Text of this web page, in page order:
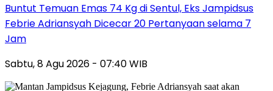
Buntut Temuan Emas 74 Kg di Sentul, Eks Jampidsus
Febrie Adriansyah Dicecar 20 Pertanyaan selama 7
Jam
Sabtu, 8 Agu 2026 - 07:40 WIB